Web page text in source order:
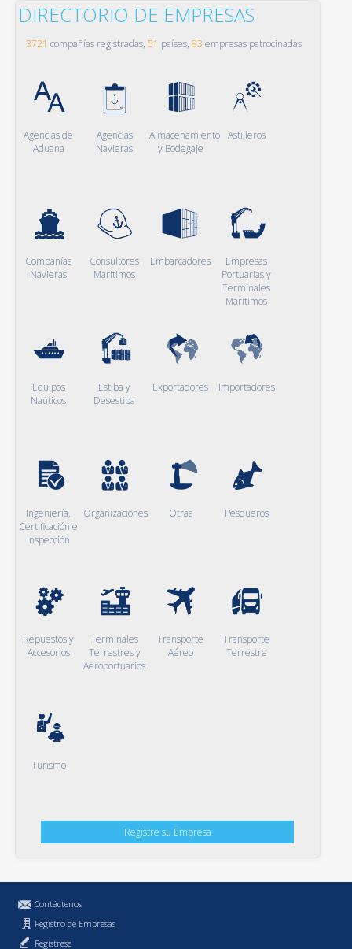
DIRECTORIO DE EMPRESAS
3721 compañías registradas, 51 países, 83 empresas patrocinadas
Agencias de
Aduana
Agencias
Navieras
Almacenamiento
y Bodegaje
Astilleros
Compañías
Navieras
Consultores
Marítimos
Embarcadores
Empresas
Portuarias y
Terminales
Marítimos
Equipos
Naúticos
Estiba y
Desestiba
Exportadores Importadores
Ingeniería,
Certificación e
Inspección
Organizaciones Otras Pesqueros
Repuestos y
Accesorios
Terminales
Terrestres y
Aeroportuarios
Transporte
Aéreo
Transporte
Terrestre
Turismo
Registre su Empresa
Contáctenos
Registro de Empresas
Regístrese